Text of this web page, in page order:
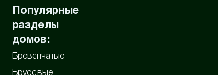
Популярные
разделы
домов:
Бревенчатые
Брусовые